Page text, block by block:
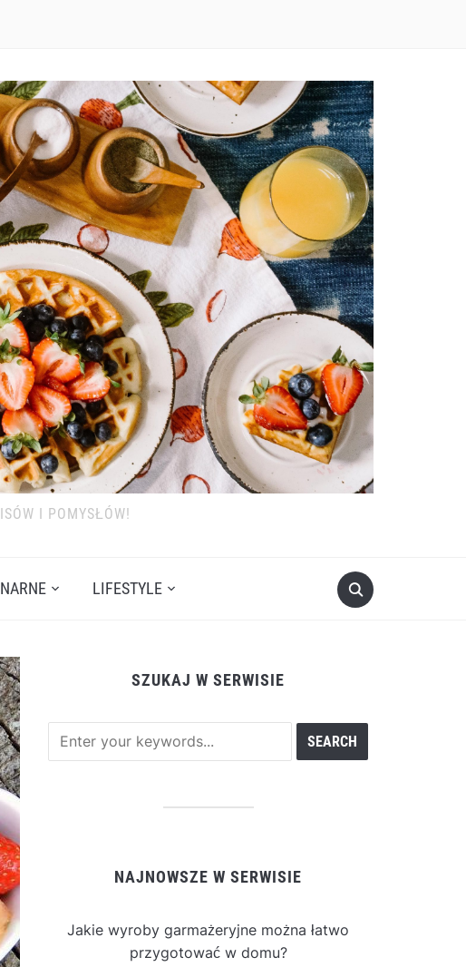
I POMYSŁÓW!
LIFESTYLE
SZUKAJ W SERWISIE
NAJNOWSZE W SERWISIE
Jakie wyroby garmażeryjne można łatwo
przygotować w domu?